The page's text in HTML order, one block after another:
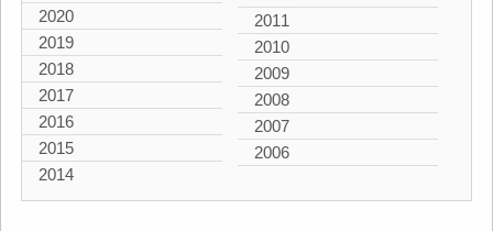
2020
2019
2018
2017
2016
2015
2014
2011
2010
2009
2008
2007
2006